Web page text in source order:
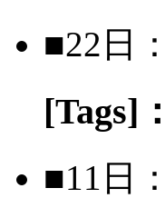
■22日：
[Tags]：
■11日：